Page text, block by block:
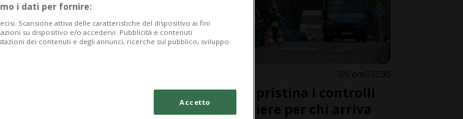
9 ore 3 35
Madrid ripristina i controlli
alle frontiere per chi arriva
i dati per fornire:
Scansione attiva delle caratteristiche del dispositivo ai fini
su dispositivo e/o accedervi. Pubblicità e contenuti
dei contenuti e degli annunci, ricerche sul pubblico, sviluppo
Accetto